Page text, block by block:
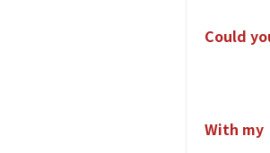
Could yo
With my